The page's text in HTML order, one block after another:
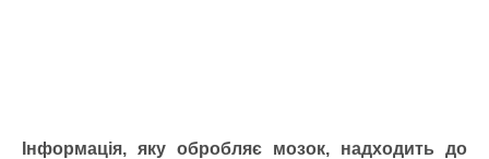
Інформація, яку обробляє мозок, надходить до